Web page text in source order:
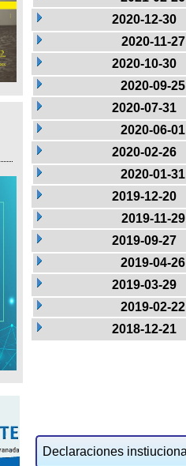
2020-12-30
2020-11-27
2020-10-30
2020-09-25
2020-07-31
2020-06-01
2020-02-26
2020-01-31
2019-12-20
2019-11-29
2019-09-27
2019-04-26
2019-03-29
2019-02-22
2018-12-21
Declaraciones